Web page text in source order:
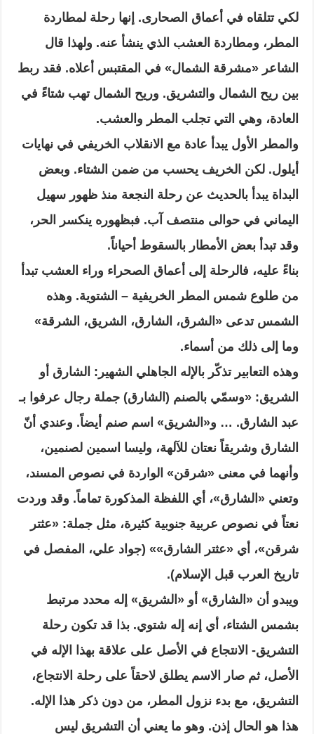
لكي تتلقاه في أعماق الصحارى. إنها رحلة لمطاردة
المطر، ومطاردة العشب الذي ينشأ عنه. ولهذا قال
الشاعر «مشرقة الشمال» في المقتبس أعلاه. فقد ربط
بين ريح الشمال والتشريق. وريح الشمال تهب شتاءً في
العادة، وهي التي تجلب المطر والعشب.
والمطر الأول يبدأ عادة مع الانقلاب الخريفي في نهايات
أيلول. لكن الخريف يحسب من ضمن الشتاء. وبعض
البداة يبدأ بالحديث عن رحلة النجعة منذ ظهور سهيل
اليماني في حوالى منتصف آب. فبظهوره ينكسر الحر،
وقد تبدأ بعض الأمطار بالسقوط أحياناً.
بناءً عليه، فالرحلة إلى أعماق الصحراء وراء العشب تبدأ
من طلوع شمس المطر الخريفية – الشتوية. وهذه
الشمس تدعى «الشرق، الشارق، الشريق، الشرقة»
وما إلى ذلك من أسماء.
وهذه التعابير تذكّر بالإله الجاهلي الشهير: الشارق أو
الشريق: «وسمّي بالصنم (الشارق) جملة رجال عرفوا بـ
عبد الشارق. … و«الشريق» اسم صنم أيضاً. وعندي أنّ
الشارق وشريقاً نعتان للآلهة، وليسا اسمين لصنمين،
وأنهما في معنى «شرقن» الواردة في نصوص المسند،
وتعني «الشارق»، أي اللفظة المذكورة تماماً. وقد وردت
نعتاً في نصوص عربية جنوبية كثيرة، مثل جملة: «عثتر
شرقن»، أي «عثتر الشارق»» (جواد علي، المفصل في
تاريخ العرب قبل الإسلام).
ويبدو أن «الشارق» أو «الشريق» إله محدد مرتبط
بشمس الشتاء، أي إنه إله شتوي. بذا قد تكون رحلة
التشريق- الانتجاع في الأصل على علاقة بهذا الإله في
الأصل، ثم صار الاسم يطلق لاحقاً على رحلة الانتجاع،
التشريق، مع بدء نزول المطر، من دون ذكر هذا الإله.
هذا هو الحال إذن. وهو ما يعني أن التشريق ليس